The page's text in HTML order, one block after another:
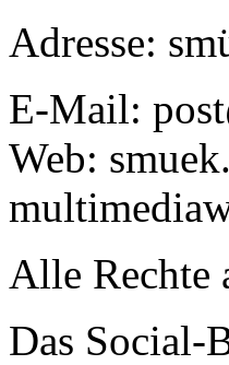
Adresse:
E-Mail:
Web:
Alle Rechte
Das